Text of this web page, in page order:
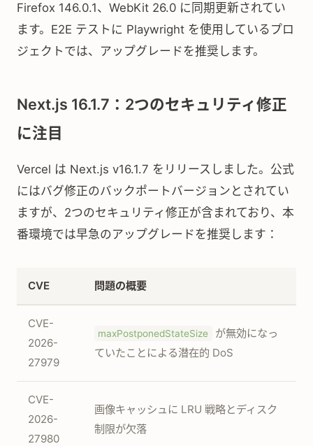
Firefox 146.0.1、WebKit 26.0 に同期更新されてい
ます。E2E テストに Playwright を使用しているプロ
ジェクトでは、アップグレードを推奨します。
Next.js 16.1.7：2つのセキュリティ修正
に注目
Vercel は Next.js v16.1.7 をリリースしました。公式
にはバグ修正のバックポートバージョンとされてい
ますが、2つのセキュリティ修正が含まれており、本
番環境では早急のアップグレードを推奨します：
CVE 問題の概要
CVE-
2026-
27979
maxPostponedStateSize
が無効になっ
ていたことによる潜在的 DoS
CVE-
2026-
27980
画像キャッシュに LRU 戦略とディスク
制限が欠落